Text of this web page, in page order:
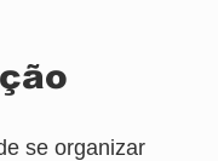
se organizar